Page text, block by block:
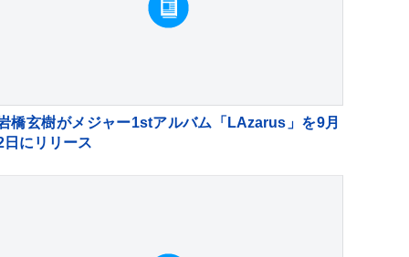
橋玄樹がメジャー1stアルバム「LAzarus」を9月
日にリリース